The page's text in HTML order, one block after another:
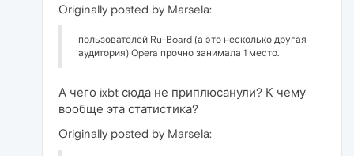
Originally posted by Marsela:
пользователей Ru-Board (а это несколько другая
аудитория) Opera прочно занимала 1 место.
А чего ixbt сюда не приплюсанули? К чему
вообще эта статистика?
Originally posted by Marsela: